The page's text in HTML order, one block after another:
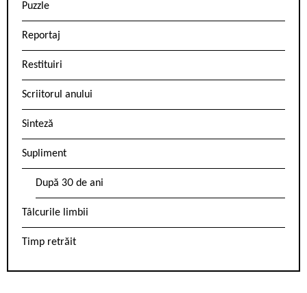
Puzzle
Reportaj
Restituiri
Scriitorul anului
Sinteză
Supliment
După 30 de ani
Tâlcurile limbii
Timp retrăit